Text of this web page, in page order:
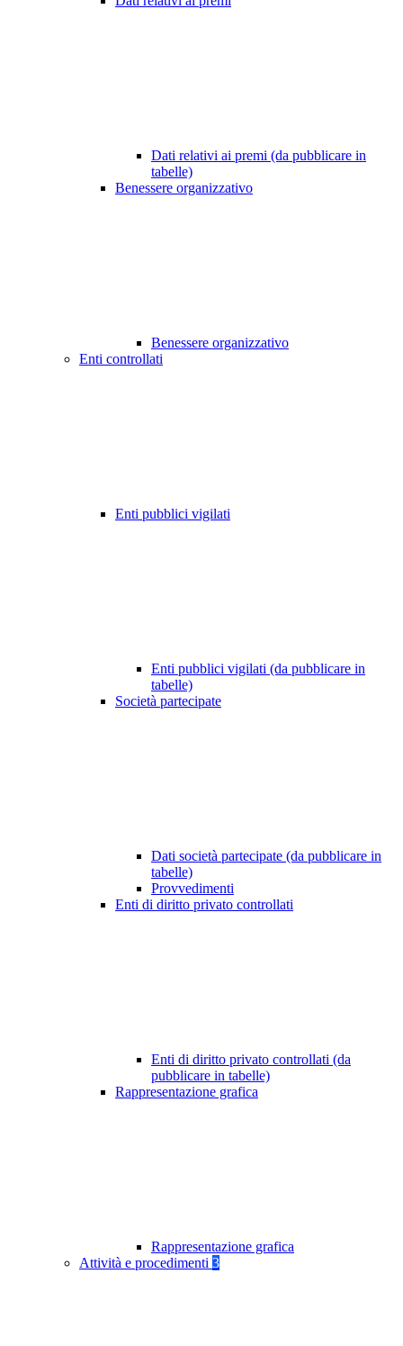
Dati relativi ai premi (da pubblicare in
tabelle)
Benessere organizzativo
Benessere organizzativo
Enti controllati
Enti pubblici vigilati
Enti pubblici vigilati (da pubblicare in
tabelle)
Società partecipate
Dati società partecipate (da pubblicare in
tabelle)
Provvedimenti
Enti di diritto privato controllati
Enti di diritto privato controllati (da
pubblicare in tabelle)
Rappresentazione grafica
Rappresentazione grafica
Attività e procedimenti 3